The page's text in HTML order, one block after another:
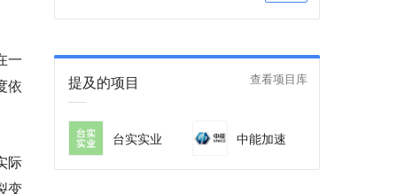
一
依
际
变
提及的项目 查看项目库
台实实业 中能加速